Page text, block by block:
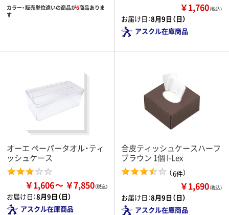
カラー・販売単位違いの商品が6商品ありま
す
￥1,760（税込）
お届け日：8月9日（日）
アスクル在庫商品
オーエ ペーパータオル・ティ
ッシュケース
￥1,606 ￥7,850
お届け日：8月9日（日）
アスクル在庫商品
合皮ティッシュケースハーフ
ブラウン 1個 I-Lex
（6件）
￥1,690（税込）
お届け日：8月9日（日）
アスクル在庫商品